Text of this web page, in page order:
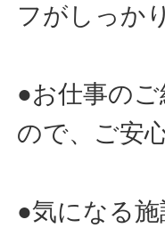
フがしっか
●お仕事の
ので、ご安
●気になる